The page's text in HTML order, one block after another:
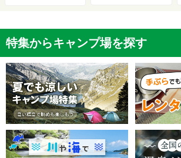
特集からキャンプ場を探す